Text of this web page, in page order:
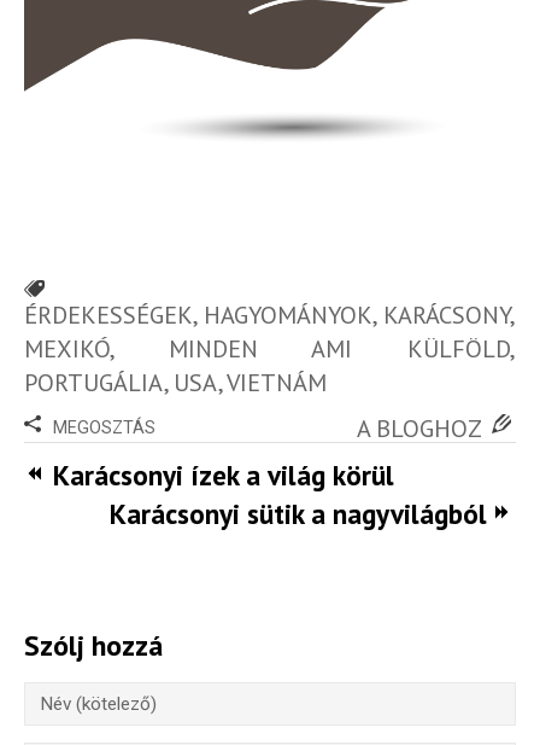
ÉRDEKESSÉGEK, HAGYOMÁNYOK, KARÁCSONY,
MEXIKÓ, MINDEN AMI KÜLFÖLD,
PORTUGÁLIA, USA,VIETNÁM
MEGOSZTÁS A BLOGHOZ
Karácsonyi ízek a világ körül
Karácsonyi sütik a nagyvilágból
Szólj hozzá